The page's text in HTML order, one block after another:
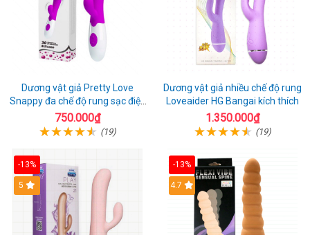
Dương vật giả Pretty Love
Snappy đa chế độ rung sạc điện
kích thích nữ
750.000₫
(19)
Dương vật giả nhiều chế độ rung
Loveaider HG Bangai kích thích
1.350.000₫
(19)
-13%
5
-13%
4.7